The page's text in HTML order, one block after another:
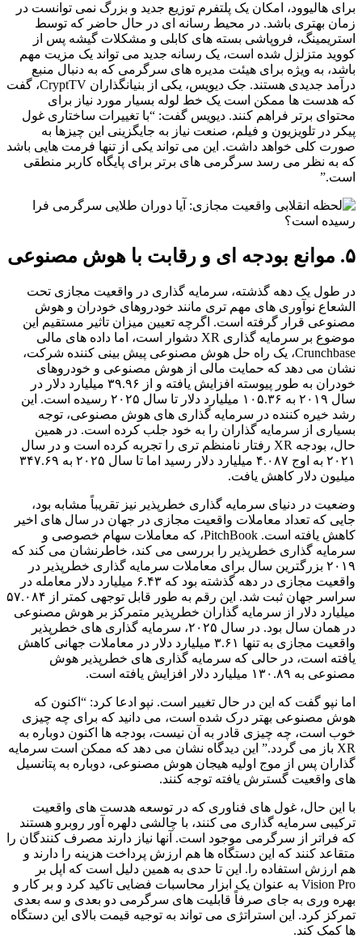
برای هالیوود، امکان یک پلتفرم توزیع جدید و بزرگ نمی توانست در
زمان بهتری باشد. در محیط رسانه ای در حال حاضر که توسط
استریمینگ، فروپاشی بسته های کابلی و مشکلات گیشه پس از
کووید متزلزل شده است، یک رسانه جدید می تواند یک مزیت مهم
باشد، به ویژه برای هیئت مدیره های سرگرمی که به دنبال منبع
درآمد جدیدی هستند. جک دیویس، یکی از بنیانگذاران CryptTV، گفت
که هدست ها ممکن است یک خط لوله بسیار مورد نیاز برای
محتوای برتر فراهم کنند. دیویس گفت: “با تغییرات ساختاری غول
پیکر در تلویزیون و فیلم، صنعت نیاز به جایگزینی این چیزها به
صورت کلی خواهد داشت. این می تواند یکی از تنها فرمت هایی باشد
که به نظر می رسد سرگرمی های برتر برای پایگاه کاربر منطقی
است.”
۵. موانع بودجه ای و رقابت با هوش مصنوعی
در طول یک دهه گذشته، سرمایه گذاری در واقعیت مجازی تحت
الشعاع نوآوری های مهم تری مانند خودروهای خودران و هوش
مصنوعی قرار گرفته است. اگرچه تعیین میزان تاثیر مستقیم این
موضوع بر سرمایه گذاری XR دشوار است، اما داده های مالی
Crunchbase، یک راه حل هوش مصنوعی پیش بینی کننده شرکت،
نشان می دهد که حمایت مالی از هوش مصنوعی و خودروهای
خودران به طور پیوسته افزایش یافته و از ۳۹.۹۶ میلیارد دلار در
سال ۲۰۱۹ به ۱۰۵.۳۶ میلیارد دلار تا سال ۲۰۲۵ رسیده است. این
رشد خیره کننده در سرمایه گذاری های هوش مصنوعی، توجه
بسیاری از سرمایه گذاران را به خود جلب کرده است. در همین
حال، بودجه XR رفتار نامنظم تری را تجربه کرده است و در سال
۲۰۲۱ به اوج ۴.۰۸۷ میلیارد دلار رسید اما تا سال ۲۰۲۵ به ۳۴۷.۶۹
میلیون دلار کاهش یافت.
وضعیت در دنیای سرمایه گذاری خطرپذیر نیز تقریباً مشابه بود،
جایی که تعداد معاملات واقعیت مجازی در جهان در سال های اخیر
کاهش یافته است. PitchBook، که معاملات سهام خصوصی و
سرمایه گذاری خطرپذیر را بررسی می کند، خاطرنشان می کند که
۲۰۱۹ بزرگترین سال برای معاملات سرمایه گذاری خطرپذیر در
واقعیت مجازی در دهه گذشته بود که ۶.۴۳ میلیارد دلار معامله در
سراسر جهان ثبت شد. این رقم به طور قابل توجهی کمتر از ۵۷.۰۸۴
میلیارد دلار از سرمایه گذاران خطرپذیر متمرکز بر هوش مصنوعی
در همان سال بود. در سال ۲۰۲۵، سرمایه گذاری های خطرپذیر
واقعیت مجازی به تنها ۳.۶۱ میلیارد دلار در معاملات جهانی کاهش
یافته است، در حالی که سرمایه گذاری های خطرپذیر هوش
مصنوعی به ۱۳۰.۸۹ میلیارد دلار افزایش یافته است.
اما نپو گفت که این در حال تغییر است. نپو ادعا کرد: “اکنون که
هوش مصنوعی بهتر درک شده است، می دانید که برای چه چیزی
خوب است، چه چیزی قادر به آن نیست، بودجه ها اکنون دوباره به
XR باز می گردد.” این دیدگاه نشان می دهد که ممکن است سرمایه
گذاران پس از موج اولیه هیجان هوش مصنوعی، دوباره به پتانسیل
های واقعیت گسترش یافته توجه کنند.
با این حال، غول های فناوری که در توسعه هدست های واقعیت
ترکیبی سرمایه گذاری می کنند، با چالشی دلهره آور روبرو هستند
که فراتر از سرگرمی موجود است. آنها نیاز دارند مصرف کنندگان را
متقاعد کنند که این دستگاه ها هم ارزش پرداخت هزینه را دارند و
هم ارزش استفاده را. این تا حدی به همین دلیل است که اپل بر
Vision Pro به عنوان یک ابزار محاسبات فضایی تاکید کرد و بر کار و
بهره وری به جای صرفاً قابلیت های سرگرمی دو بعدی و سه بعدی
تمرکز کرد. این استراتژی می تواند به توجیه قیمت بالای این دستگاه
ها کمک کند.